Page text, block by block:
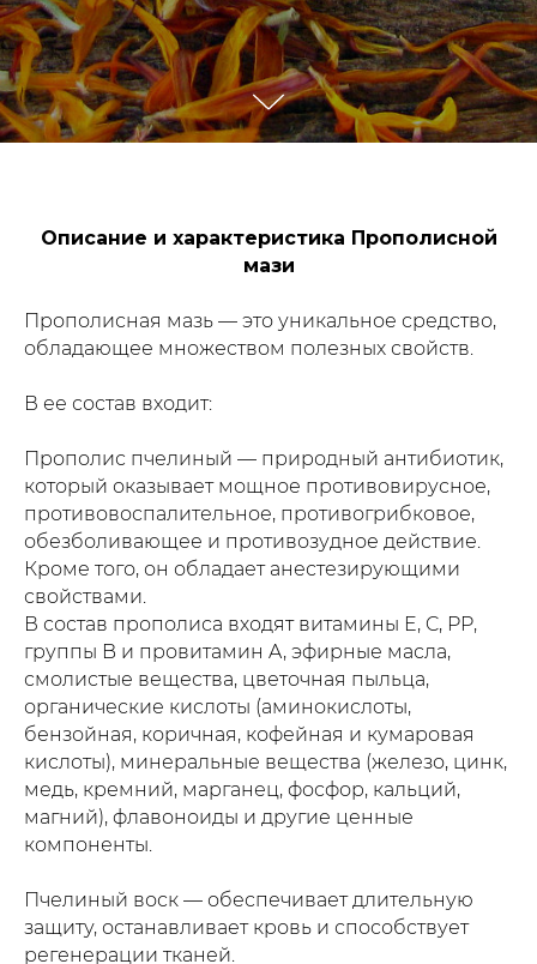
Описание и характеристика Прополисной
мази
Прополисная мазь — это уникальное средство,
обладающее множеством полезных свойств.
В ее состав входит:
Прополис пчелиный — природный антибиотик,
который оказывает мощное противовирусное,
противовоспалительное, противогрибковое,
обезболивающее и противозудное действие.
Кроме того, он обладает анестезирующими
свойствами.
В состав прополиса входят витамины E, C, PP,
группы B и провитамин A, эфирные масла,
смолистые вещества, цветочная пыльца,
органические кислоты (аминокислоты,
бензойная, коричная, кофейная и кумаровая
кислоты), минеральные вещества (железо, цинк,
медь, кремний, марганец, фосфор, кальций,
магний), флавоноиды и другие ценные
компоненты.
Пчелиный воск — обеспечивает длительную
защиту, останавливает кровь и способствует
регенерации тканей.